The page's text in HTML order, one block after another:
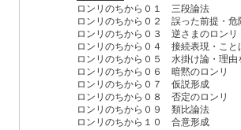
ロンリのちから０１ 三段論法
ロンリのちから０２ 誤った前提・危
ロンリのちから０３ 逆さまのロンリ
ロンリのちから０４ 接続表現・こと
ロンリのちから０５ 水掛け論・理由
ロンリのちから０６ 暗黙のロンリ
ロンリのちから０７ 仮説形成
ロンリのちから０８ 否定のロンリ
ロンリのちから０９ 類比論法
ロンリのちから１０ 合意形成